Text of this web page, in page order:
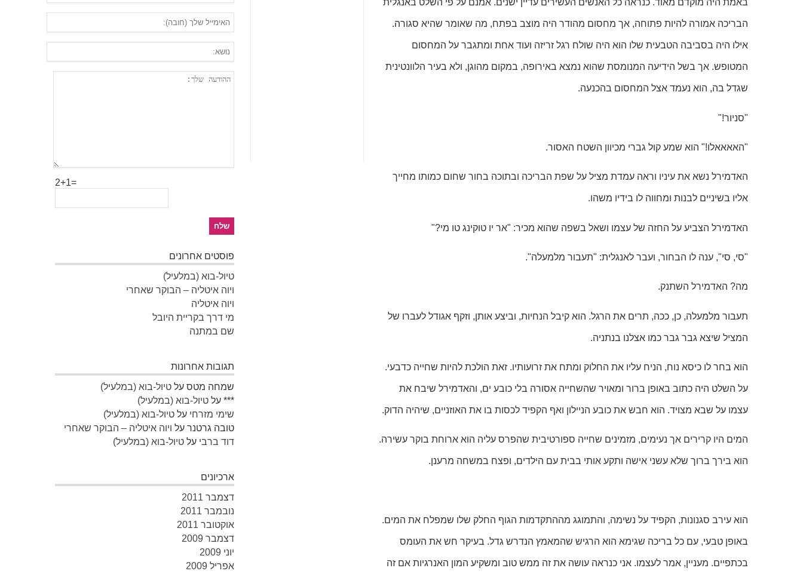
באמת היה מוקדם מאוד. כנראה כל האנשים העשירים עדיין ישנים. אמנם על פי השלט באנגלית
הבריכה אמורה להיות פתוחה, אך מחסום מהודר היה מוצב בפתח, מה שאומר שהיא סגורה.
אילו היה בסביבה הטבעית שלו הוא היה שולח רגל זריזה ועוד אחת ומתגבר על המחסום
המטופש. אך בשל הידיעה המנומסת שהוא נמצא באירופה, במקום מהוגן, ולא בעיר הלוונטינית
שגדל בה, הוא נעמד אצל המחסום בהכנעה.
"סניור!"
"האאאאלו!" הוא שמע קול גברי מכיוון השטח האסור.
האדמירל נשא את עיניו וראה עמדת מציל על שפת הבריכה ובתוכה בחור שחום כמותו מחייך
אליו בשיניים לבנות ומחווה לו בידיו משהו.
האדמירל הצביע על החזה של עצמו ושאל בשפה שהוא מכיר: "אר יו טוקינג טו מי?"
"סי, סי", ענה לו הבחור, ועבר לאנגלית: "תעבור מלמעלה".
מה? האדמירל השתנק.
תעבור מלמעלה, כן, ככה, תרים את הרגל. הוא קיבל הנחיות, וביצע אותן, וזקף אגודל לעברו של
המציל שיצא גבר גבר כמו אצלנו בנתניה.
הוא בחר לו כיסא נוח, הניח עליו את החלוק ומתח את זרועותיו. זאת הולכת להיות שחייה כדבעי.
על השלט היה כתוב באופן ברור ומאויר שהשחייה אסורה בלי כובע ים, והאדמירל שיבח את
עצמו על שבא מצויד. הוא חבש את כובע הניילון ואף הקפיד לכסות בו את האוזניים, שיהיה הדוק.
המים היו קרירים אך נעימים, מזמינים שחייה ספורטיבית שהפרס עליה הוא ארוחת בוקר עשירה.
הוא בירך ברוך שלא עשני אישה ותקע אותי בבית עם הילדים, ופצח במשחה מרענן.
הוא עירב סגנונות, הקפיד על נשימה, והתמוגג מההתקדמות הגוף החלק שלו שמפלח את המים.
באופן טבעי, עם כל בריכה שגימא הוא הרגיש שהמאמץ הנדרש גדל. בעיקר חש את העומס
בכתפיים. מעניין, אמר לעצמו. אני כנראה עושה את זה ממש טוב ומשקיע המון האנרגיות אם זה
2+1=
פוסטים אחרונים
טיול-בוא (במלעיל)
ויוה איטליה – הבוקר שאחרי
ויוה איטליה
מי דרך בקריית היובל
שם במתנה
תגובות אחרונות
שמחה מטס על טיול-בוא (במלעיל)
*** על טיול-בוא (במלעיל)
שימי מזרחי על טיול-בוא (במלעיל)
טובה גרטנר על ויוה איטליה – הבוקר שאחרי
דוד ברבי על טיול-בוא (במלעיל)
ארכיונים
דצמבר 2011
נובמבר 2011
אוקטובר 2011
דצמבר 2009
יוני 2009
אפריל 2009